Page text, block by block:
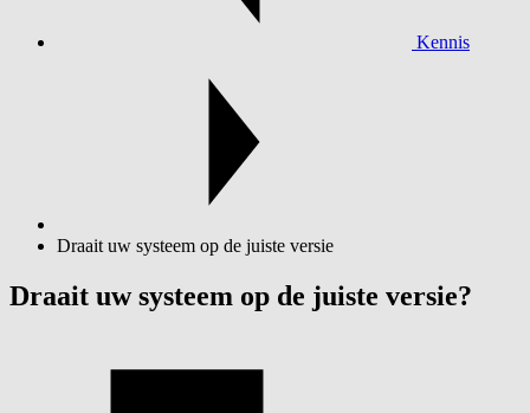
Kennis
Draait uw systeem op de juiste versie
Draait uw systeem op de juiste versie?